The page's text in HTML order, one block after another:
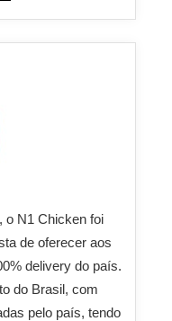
o N1 Chicken foi
de oferecer aos
delivery do país.
do Brasil, com
pelo país, tendo